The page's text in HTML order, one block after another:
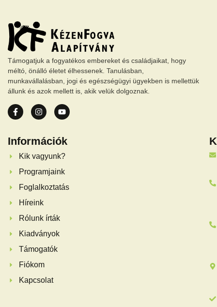
Támogatjuk a fogyatékos embereket és családjaikat, hogy
méltó, önálló életet élhessenek. Tanulásban,
munkavállalásban, jogi és egészségügyi ügyekben is mellettük
állunk és azok mellett is, akik velük dolgoznak.
Információk
Kik vagyunk?
Programjaink
Foglalkoztatás
Híreink
Rólunk írták
Kiadványok
Támogatók
Fiókom
Kapcsolat